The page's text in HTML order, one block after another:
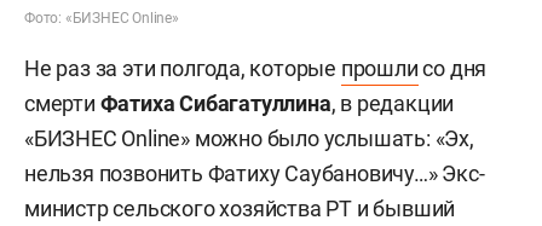
Фото: «БИЗНЕС Online»
Не раз за эти полгода, которые прошлисо дня
смерти Фатиха Сибагатуллина, в редакции
«БИЗНЕС Online» можно было услышать: «Эх,
нельзя позвонить Фатиху Саубановичу…» Экс-
министр сельского хозяйства РТ и бывший